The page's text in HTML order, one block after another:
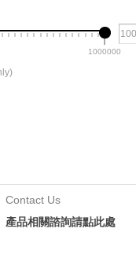
1000000
Contact Us
產品相關諮詢請點此處